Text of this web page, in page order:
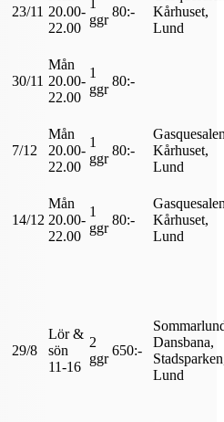
23/11 20.00-
22.00
ggr
80:-
Kårhuset,
Lund
30/11
Mån
20.00-
22.00
1
ggr
80:-
7/12
Mån
20.00-
22.00
1
ggr
80:-
Kårhuset,
Lund
14/12
Mån
20.00-
22.00
1
ggr
80:-
Kårhuset,
Lund
29/8
Lör &
sön
11-16
2
ggr
650:-
Dansbana,
Lund